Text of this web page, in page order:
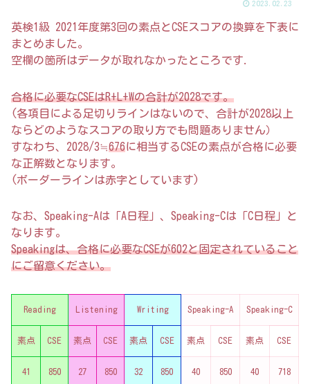
2023.02.23
英検1級 2021年度第3回の素点とCSEスコアの換算を下表に
まとめました。
空欄の箇所はデータが取れなかったところです.
合格に必要なCSEはR+L+Wの合計が2028です。
(各項目による足切りラインはないので、合計が2028以上
ならどのようなスコアの取り方でも問題ありません）
すなわち、2028/3≒676に相当するCSEの素点が合格に必要
な正解数となります。
(ボーダーラインは赤字としています)
なお、Speaking-Aは「A日程」、Speaking-Cは「C日程」と
なります。
Speakingは、合格に必要なCSEが602と固定されていること
にご留意ください。
Reading Listening Writing Speaking-A Speaking-C
素点 CSE 素点 CSE 素点 CSE 素点 CSE 素点 CSE
41 850 27 850 32 850 40 850 40 718